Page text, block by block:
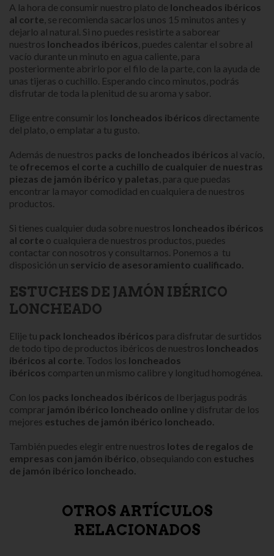
A la hora de consumir nuestro plato de loncheados ibéricos
al corte , se recomienda sacarlos unos 15 minutos antes y
dejarlo al natural. Si no puedes resistirte a saborear
nuestros loncheados ibéricos , puedes calentar el sobre al
vacío durante un minuto en agua caliente, para
posteriormente abrirlo por el filo de la parte, con la ayuda de
unas tijeras o cuchillo. Esperando cinco minutos, podrás
disfrutar de toda la plenitud de su aroma y sabor.
Elige entre consumir los loncheados ibéricos directamente
del plato, o emplatar a tu gusto.
Además de nuestros packs de loncheados ibéricos al vacío,
te ofrecemos el corte a cuchillo de cualquier de nuestras
piezas de jamón ibérico y paletas , para que puedas
encontrar la mayor comodidad en cualquiera de nuestros
productos.
Si tienes cualquier duda sobre nuestros loncheados ibéricos
al corte o cualquiera de nuestros productos, puedes
contactar con nosotros y consultarnos. Ponemos a tu
disposición un servicio de asesoramiento cualificado.
ESTUCHES DE JAMÓN IBÉRICO
LONCHEADO
Elije tu pack loncheados ibéricos para disfrutar de surtidos
de todo tipo de productos ibéricos de nuestros loncheados
ibéricos al corte . Todos los loncheados
ibéricos comparten un mismo calibre y longitud homogénea.
Con los packs loncheados ibéricos de Iberjagus podrás
comprar jamón ibérico loncheado online y disfrutar de los
mejores estuches de jamón ibérico loncheado.
También puedes elegir entre nuestros lotes de regalos de
empresas con jamón ibérico , obsequiando con estuches
de jamón ibérico loncheado.
OTROS ARTÍCULOS
RELACIONADOS